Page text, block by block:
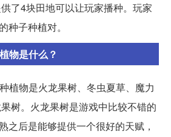
了4块田地可以让玩家播种。玩家
种子种植对。
物是什么？
植物是火龙果树、冬虫夏草、魔力
树。火龙果树是游戏中比较不错的
之后是能够提供一个很好的天赋，